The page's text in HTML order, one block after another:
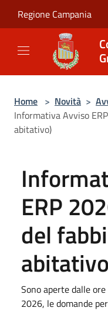
Regione Campania
Home > Novità >
Informativa Avviso
abitativo)
ERP
del
Sono aperte dalle
2026, le domande